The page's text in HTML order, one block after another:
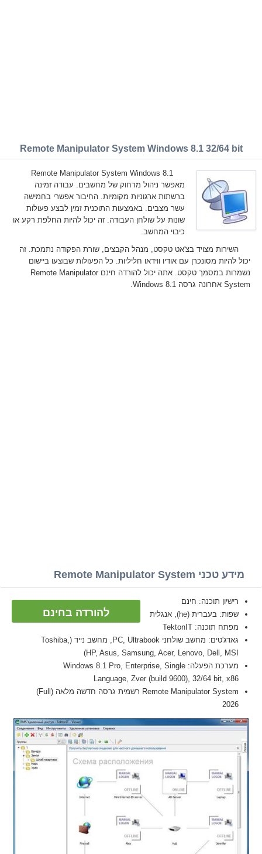
Remote Manipulator System Windows 8.1 32/64 bit
Remote Manipulator System Windows 8.1
מאפשר ניהול מרחוק של מחשבים. עבודה זמינה
ברשתות ארגוניות מקומיות. החיבור אפשרי בחמישה
עשר מצבים. באמצעות התוכנית זמין לבצע פעולות
שונות על שולחן העבודה. זה יכול להיות החלפת רקע או
כיבוי המחשב.
השירות מצויד בצ'אט טקסט, מנהל הקבצים, שורת הפקודה נתמכת. זה
יכול להיות מסונכרן עם אודיו ווידאו חליליות. כל הפעולות שבוצעו ביישום
נשמרות במסמך טקסט. אתה יכול להורדה חינם Remote Manipulator
System אחרונה גרסה Windows 8.1.
מידע טכני Remote Manipulator System
להורדה בחינם
רישיון תוכנה: חינם
שפות: בעברית (he), אנגלית
מפתח תוכנה: TektonIT
גאדג'טים: מחשב שולחני PC, Ultrabook, מחשב נייד (Toshiba,
HP, Asus, Samsung, Acer, Lenovo, Dell, MSI)
מערכת הפעלה: Windows 8.1 Pro, Enterprise, Single
Language, Zver (build 9600), 32/64 bit, x86
Remote Manipulator System רשמית גרסה חדשה מלאה (Full)
2026